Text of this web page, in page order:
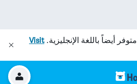
متوفر أيضاً باللغة الإنجليزية.Visit